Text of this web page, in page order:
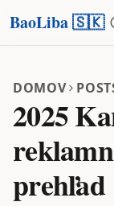
BaoLiba 🇸🇰
DOMOV
2025
prehľad